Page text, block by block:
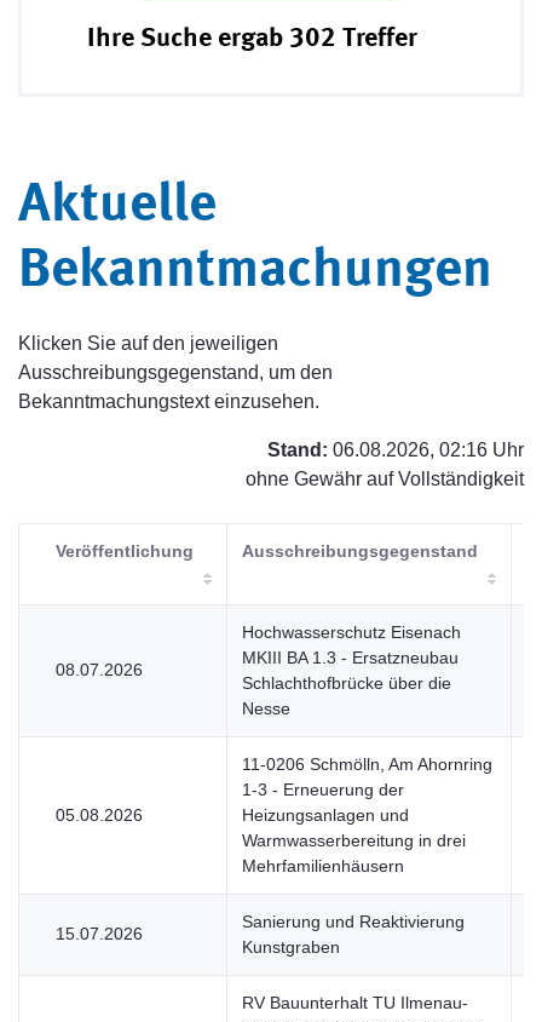
Ihre Suche ergab 302 Treffer
Aktuelle
Bekanntmachungen
Klicken Sie auf den jeweiligen
Ausschreibungsgegenstand, um den
Bekanntmachungstext einzusehen.
Stand: 06.08.2026, 02:16 Uhr
ohne Gewähr auf Vollständigkeit
Veröffentlichung Ausschreibungsgegenstand
08.07.2026
Hochwasserschutz Eisenach
MKIII BA 1.3 - Ersatzneubau
Schlachthofbrücke über die
Nesse
05.08.2026
11-0206 Schmölln, Am Ahornring
1-3 - Erneuerung der
Heizungsanlagen und
Warmwasserbereitung in drei
Mehrfamilienhäusern
15.07.2026
Sanierung und Reaktivierung
Kunstgraben
RV Bauunterhalt TU Ilmenau-